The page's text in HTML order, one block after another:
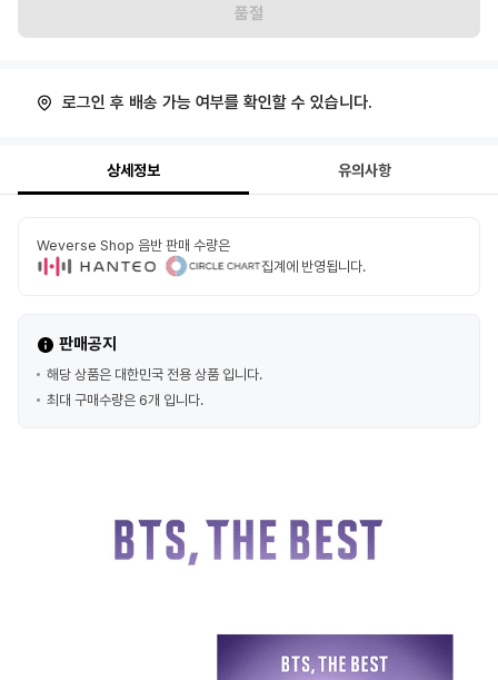
품절
로그인 후 배송 가능 여부를 확인할 수 있습니다.
상세정보 유의사항
Weverse Shop 음반 판매 수량은
집계에 반영됩니다.
판매공지
해당 상품은 대한민국 전용 상품 입니다.
최대 구매수량은 6개 입니다.